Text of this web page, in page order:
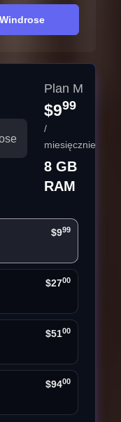
Plan M
$999
/
miesięcznie
8 GB
RAM
$999
$2700
$5100
$9400